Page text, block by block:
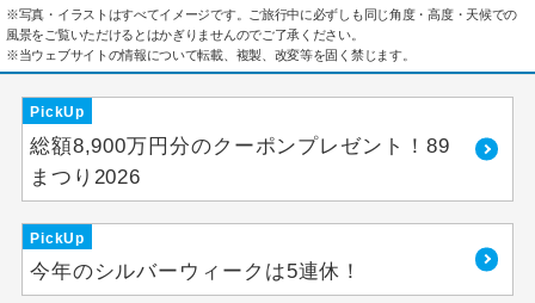
※写真・イラストはすべてイメージです。ご旅行中に必ずしも同じ角度・高度・天候での
風景をご覧いただけるとはかぎりませんのでご了承ください。
※当ウェブサイトの情報について転載、複製、改変等を固く禁じます。
PickUp
総額8,900万円分のクーポンプレゼント！89
まつり2026
PickUp
今年のシルバーウィークは5連休！